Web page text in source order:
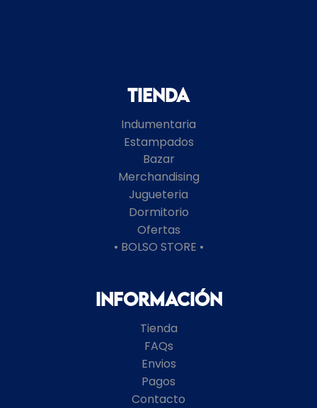
Tienda
Indumentaria
Estampados
Bazar
Merchandising
Jugueteria
Dormitorio
Ofertas
• BOLSO STORE •
Información
Tienda
FAQs
Envios
Pagos
Contacto